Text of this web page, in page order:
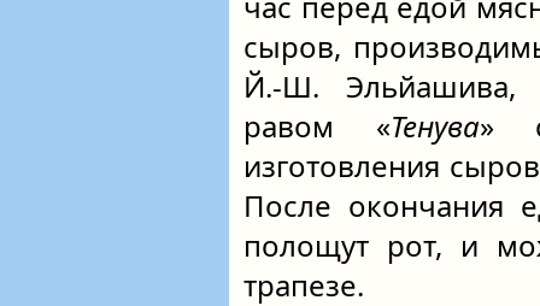
сыров,
Й.-Ш.
равом «Тенува»
изготовления
После окончания
полощут рот, и
трапезе.